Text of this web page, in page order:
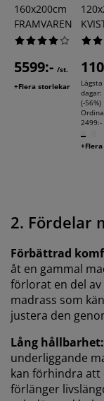
160x200cm
FRAMVAREN
5599:- /st.
+Flera storlekar
dagar:
(-56%)
2499:-
2. Fördelar
Förbättrad
åt en gammal
förlorat en del
madrass som
justera den
Lång hållbarhet:
underliggande
kan förhindra att
förlänger